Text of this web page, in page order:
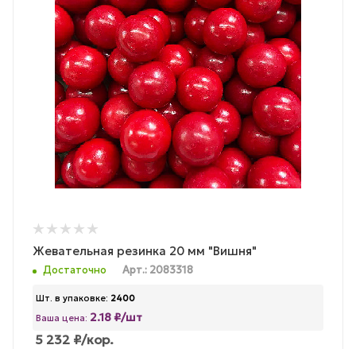
Жевательная резинка 20 мм "Вишня"
Достаточно Арт.: 2083318
Шт. в упаковке: 2400
Ваша цена: 2.18 ₽/шт
5 232 ₽/кор.